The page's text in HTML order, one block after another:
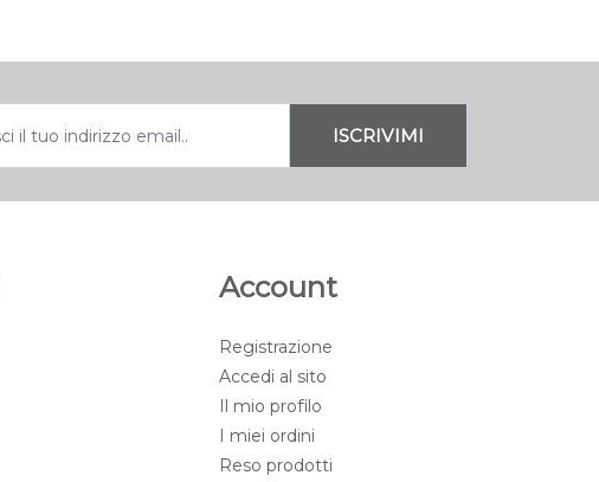
Account
Registrazione
Accedi al sito
Il mio profilo
I miei ordini
Reso prodotti